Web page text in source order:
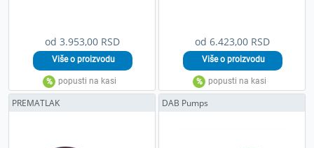
od 3.953,00 RSD od 6.423,00 RSD
PREMATLAK DAB Pumps